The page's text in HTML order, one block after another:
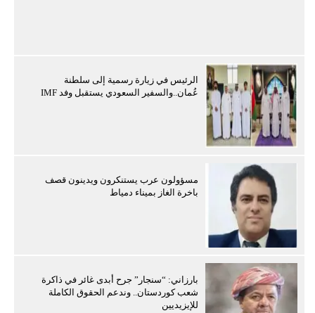
الرئيس في زيارة رسمية إلى سلطنة
عُمان..والسفير السعودي يستقبل وفد IMF
مسؤولون عرب يستنكرون ويدينون قصف
باخرة الغاز بميناء دمياط
بارزاني: “سنجار” جرح أبدى غائر في ذاكرة
شعب كوردستان.. وندعم الحقوق الكاملة
للإيزيديين